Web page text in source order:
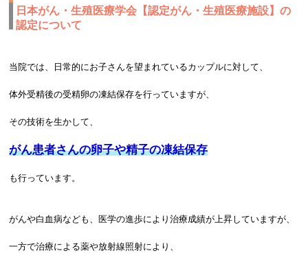
日本がん・生殖医療学会【認定がん・生殖医療施設】の
認定について
当院では、日常的にお子さんを望まれているカップルに対して、
体外受精後の受精卵の凍結保存を行っていますが、
その技術を生かして、
がん患者さんの卵子や精子の凍結保存
も行っています。
がんや白血病なども、医学の進歩により治療成績が上昇していますが、
一方で治療による薬や放射線照射により、